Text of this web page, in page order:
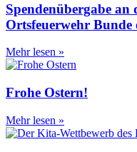
Spendenübergabe
Ortsfeuerwehr Bunde
Mehr lesen »
Frohe Ostern!
Mehr lesen »